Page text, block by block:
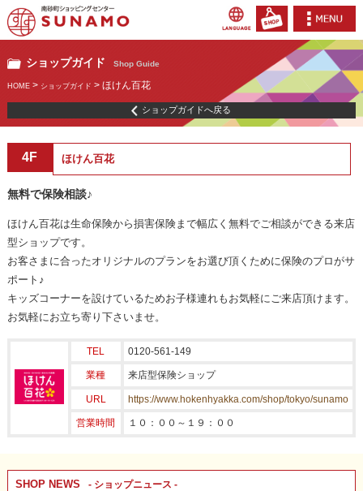
ショップガイド Shop Guide
HOME> ショップガイド > ほけん百花
ショップガイドへ戻る
4F ほけん百花
無料で保険相談♪
ほけん百花は生命保険から損害保険まで幅広く無料でご相談ができる来店
型ショップです。
お客さまに合ったオリジナルのプランをお選び頂くために保険のプロがサ
ポート♪
キッズコーナーを設けているためお子様連れもお気軽にご来店頂けます。
お気軽にお立ち寄り下さいませ。
TEL 0120-561-149
業種 来店型保険ショップ
URL https://www.hokenhyakka.com/shop/tokyo/sunamo
営業時間 １０：００～１９：００
SHOP NEWS - ショップニュース -